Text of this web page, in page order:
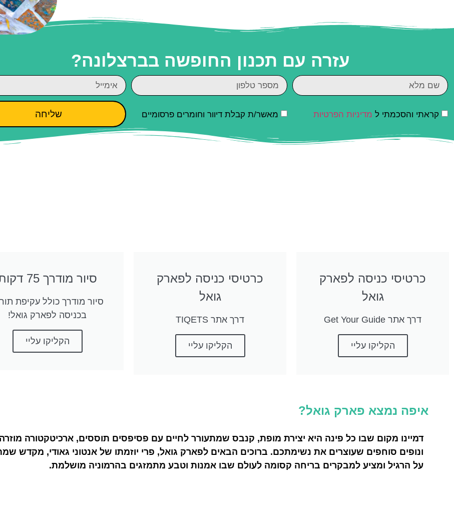
עזרה עם תכנון החופשה בברצלונה?
קראתי והסכמתי ל מדיניות הפרטיות מאשר/ת קבלת דיוור וחומרים פרסומיים שליחה
כרטיסי כניסה לפארק
גואל
דרך אתר Get Your Guide
הקליקו עליי
כרטיסי כניסה לפארק
גואל
דרך אתר TIQETS
הקליקו עליי
סיור מודרך 75 דקות
סיור מודרך כולל עקיפת
בכניסה לפארק גואל!
הקליקו עליי
איפה נמצא פארק גואל?
דמיינו מקום שבו כל פינה היא יצירת מופת, קנבס שמתעורר לחיים עם פסיפסים תוססים, ארכיטקטורה מוזרה
ונופים סוחפים שעוצרים את נשימתכם. ברוכים הבאים לפארק גואל, פרי יוזמתו של אנטוני גאודי, מקדש
על הרגיל ומציע למבקרים בריחה קסומה לעולם שבו אמנות וטבע מתמזגים בהרמוניה מושלמת.